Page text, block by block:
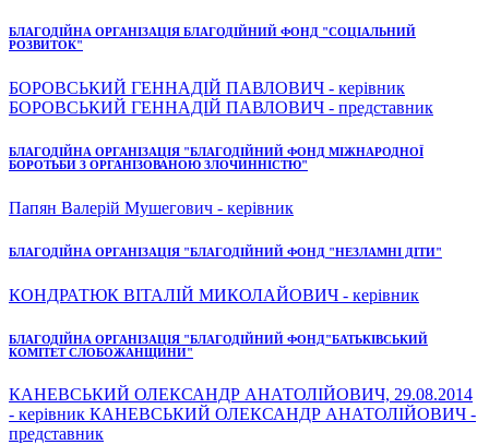
БЛАГОДІЙНА ОРГАНІЗАЦІЯ БЛАГОДІЙНИЙ ФОНД "СОЦІАЛЬНИЙ
РОЗВИТОК"
БОРОВСЬКИЙ ГЕННАДІЙ ПАВЛОВИЧ - керівник
БОРОВСЬКИЙ ГЕННАДІЙ ПАВЛОВИЧ - представник
БЛАГОДІЙНА ОРГАНІЗАЦІЯ "БЛАГОДІЙНИЙ ФОНД МІЖНАРОДНОЇ
БОРОТЬБИ З ОРГАНІЗОВАНОЮ ЗЛОЧИННІСТЮ"
Папян Валерій Мушегович - керівник
БЛАГОДІЙНА ОРГАНІЗАЦІЯ "БЛАГОДІЙНИЙ ФОНД "НЕЗЛАМНІ ДІТИ"
КОНДРАТЮК ВІТАЛІЙ МИКОЛАЙОВИЧ - керівник
БЛАГОДІЙНА ОРГАНІЗАЦІЯ "БЛАГОДІЙНИЙ ФОНД"БАТЬКІВСЬКИЙ
КОМІТЕТ СЛОБОЖАНЩИНИ"
КАНЕВСЬКИЙ ОЛЕКСАНДР АНАТОЛІЙОВИЧ, 29.08.2014
- керівник КАНЕВСЬКИЙ ОЛЕКСАНДР АНАТОЛІЙОВИЧ -
представник